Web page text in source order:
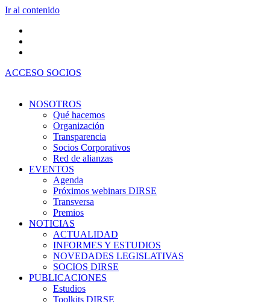
Ir al contenido
ACCESO SOCIOS
NOSOTROS
Qué hacemos
Organización
Transparencia
Socios Corporativos
Red de alianzas
EVENTOS
Agenda
Próximos webinars DIRSE
Transversa
Premios
NOTICIAS
ACTUALIDAD
INFORMES Y ESTUDIOS
NOVEDADES LEGISLATIVAS
SOCIOS DIRSE
PUBLICACIONES
Estudios
Toolkits DIRSE